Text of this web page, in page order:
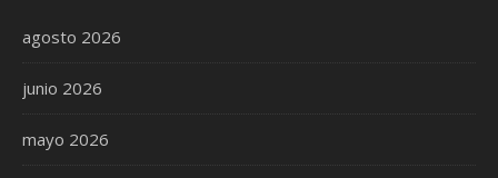
agosto 2026
junio 2026
mayo 2026